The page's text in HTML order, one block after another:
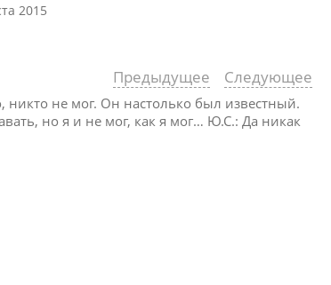
2015
Предыдущее Следующее
никто не мог. Он настолько был известный.
но я и не мог, как я мог… Ю.С.: Да никак